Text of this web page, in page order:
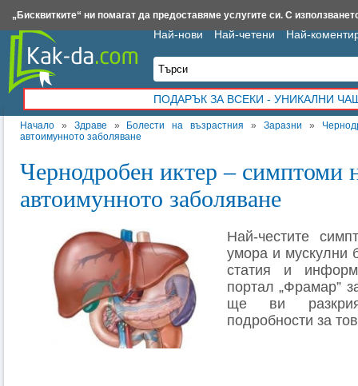
Начало » Здраве » Болести на възрастния » Заразни »
автоимунното заболяване
Чернодробен иктер – симптоми
автоимунното заболяване
Най-честите
умора и мускулни
статия и
портал „Фрамар”
ще ви
подробности за
Най-нови Най-четени Най-
ПОДАРЪК ЗА ВСЕКИ - УНИКАЛНИ
Insert.bg Framar.bg Kak-da.com Iztochnik.com BauBau.bg NewAge.bg
„Бисквитките“ ни помагат да предоставяме услугите си. С